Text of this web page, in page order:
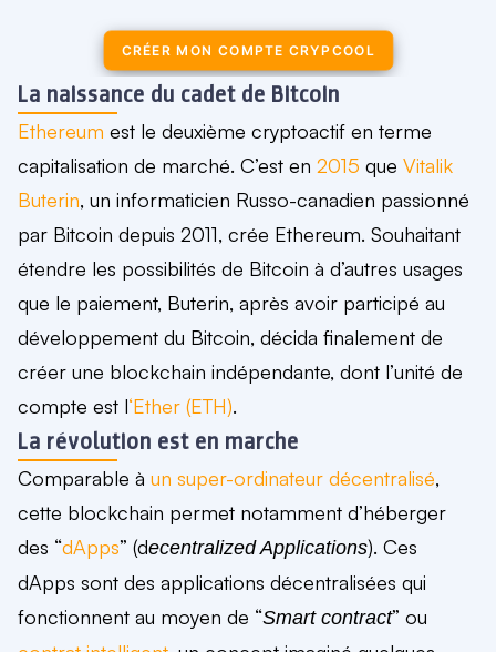
CRÉER MON COMPTE CRYPCOOL
La naissance du cadet de Bitcoin
Ethereum est le deuxième cryptoactif en terme
capitalisation de marché. C’est en 2015 que Vitalik
Buterin, un informaticien Russo-canadien passionné
par Bitcoin depuis 2011, crée Ethereum. Souhaitant
étendre les possibilités de Bitcoin à d’autres usages
que le paiement, Buterin, après avoir participé au
développement du Bitcoin, décida finalement de
créer une blockchain indépendante, dont l’unité de
compte est l‘Ether (ETH).
La révolution est en marche
Comparable à un super-ordinateur décentralisé,
cette blockchain permet notamment d’héberger
des “dApps” (decentralized Applications). Ces
dApps sont des applications décentralisées qui
fonctionnent au moyen de “Smart contract” ou